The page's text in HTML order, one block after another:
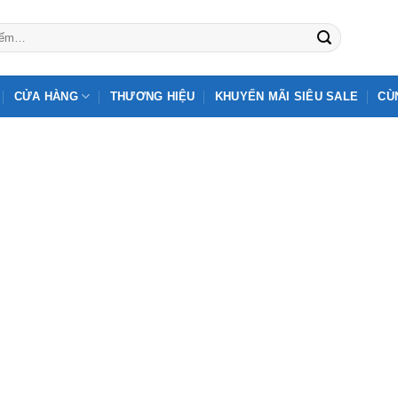
CỬA HÀNG THƯƠNG HIỆU KHUYẾN MÃI SIÊU SALE